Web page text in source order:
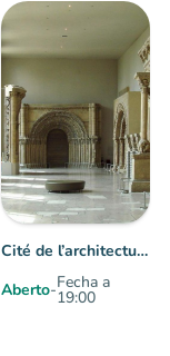
Cité de l’architecture & du patrimoine
Aberto-Fecha a
19:00